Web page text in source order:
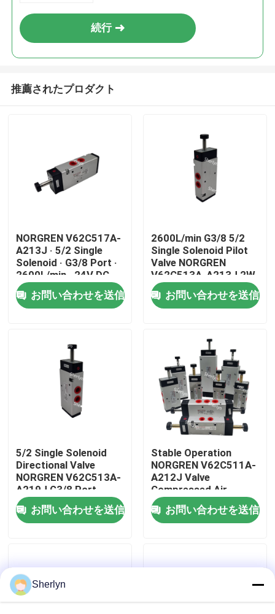
家へ
製品
わたしたち に つい て
工場ツアー
品質管理
連絡 ください
引金 を 求め て ください
続行
推薦されたプロダクト
NORGREN V62C517A-
A213J · 5/2 Single
Solenoid · G3/8 Port ·
2600L/min · 24V DC ·
2W Low Power · Push
Locked · Aluminium
お問い合わせを送信
2600L/min G3/8 5/2
Single Solenoid Pilot
Valve NORGREN
V62C513A-A213J 2W
Low Power Aluminium
Push Only Manual
Override
お問い合わせを送信
5/2 Single Solenoid
Directional Valve
NORGREN V62C513A-
A219J G3/8 Port
2600L/min Pilot
Operated 220/240V
AC Push Locked
お問い合わせを送信
Stable Operation
NORGREN V62C511A-
A212J Valve
Compressed Air
Circuit Use
お問い合わせを送信
Sherlyn